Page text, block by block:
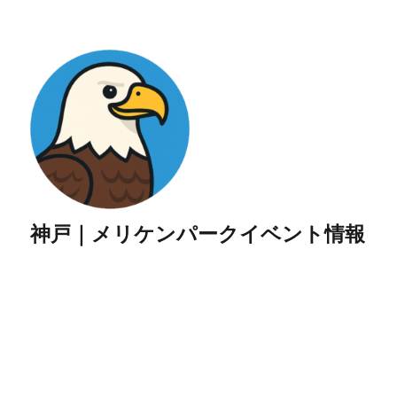
神戸｜メリケンパークイベント情報